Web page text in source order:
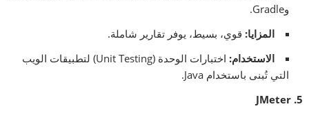
وGradle.
المزايا: قوي، بسيط، يوفر تقارير شاملة.
الاستخدام:
اختبارات الوحدة (Unit Testing) لتطبيقات الويب
التي تُبنى باستخدام Java.
5. JMeter